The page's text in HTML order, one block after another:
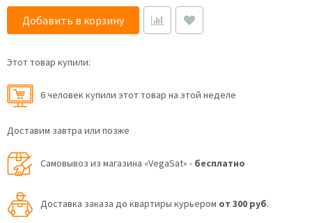
Добавить в корзину
Этот товар купили:
6 человек купили этот товар на этой неделе
Доставим завтра или позже
Самовывоз из магазина «VegaSat» - бесплатно
Доставка заказа до квартиры курьером от 300 руб.